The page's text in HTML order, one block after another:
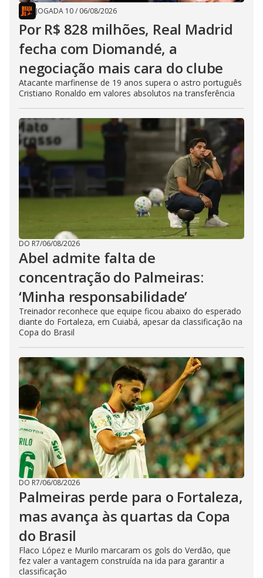
JOGADA 10/ 06/08/2026
Por R$ 828 milhões, Real Madrid
fecha com Diomandé, a
negociação mais cara do clube
Atacante marfinense de 19 anos supera o astro português
Cristiano Ronaldo em valores absolutos na transferência
DO R7/06/08/2026
Abel admite falta de
concentração do Palmeiras:
‘Minha responsabilidade’
Treinador reconhece que equipe ficou abaixo do esperado
diante do Fortaleza, em Cuiabá, apesar da classificação na
Copa do Brasil
DO R7/06/08/2026
Palmeiras perde para o Fortaleza,
mas avança às quartas da Copa
do Brasil
Flaco López e Murilo marcaram os gols do Verdão, que
fez valer a vantagem construída na ida para garantir a
classificação